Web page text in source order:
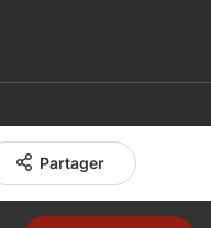
Partager
7.31.3